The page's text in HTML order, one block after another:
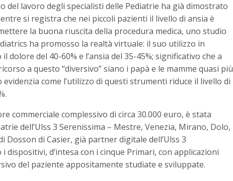
del lavoro degli specialisti delle Pediatrie ha già dimostrato
si registra che nei piccoli pazienti il livello di ansia è
la buona riuscita della procedura medica, uno studio
ha promosso la realtà virtuale: il suo utilizzo in
del 40-60% e l’ansia del 35-45%; significativo che a
a questo “diversivo” siano i papà e le mamme quasi più
come l’utilizzo di questi strumenti riduce il livello di
commerciale complessivo di circa 30.000 euro, è stata
dell’Ulss 3 Serenissima – Mestre, Venezia, Mirano, Dolo,
Dosson di Casier, già partner digitale dell’Ulss 3
dispositivi, d’intesa con i cinque Primari, con applicazioni
del paziente appositamente studiate e sviluppate.